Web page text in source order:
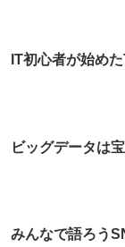
IT初心者が始め
ビッグデータは
みんなで語ろう